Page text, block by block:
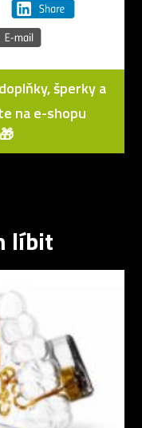
šperky a
na e-shopu
🎁
líbit